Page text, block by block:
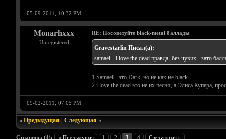
05-09-2011, 10:32 PM
Monarhxxx
Unregistered
RE: Посоветуйте black-metal баллады
Gravestarlin Писал(а):
samael - i love the dead.правда, без чувих - зато
1 Samael - это Dark, но не как не black
2 i love the dead это не их песня, а Элиса Купера,
09-02-2011, 07:05 PM
«Предыдущая |Следующая »
Страницы (4): « Предыдущая 1 2 3 4 Следующая »